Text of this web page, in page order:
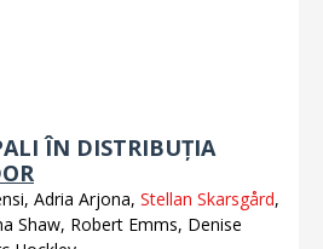
ÎN DISTRIBUȚIA
Adria Arjona, Stellan Skarsgård,
Shaw, Robert Emms, Denise